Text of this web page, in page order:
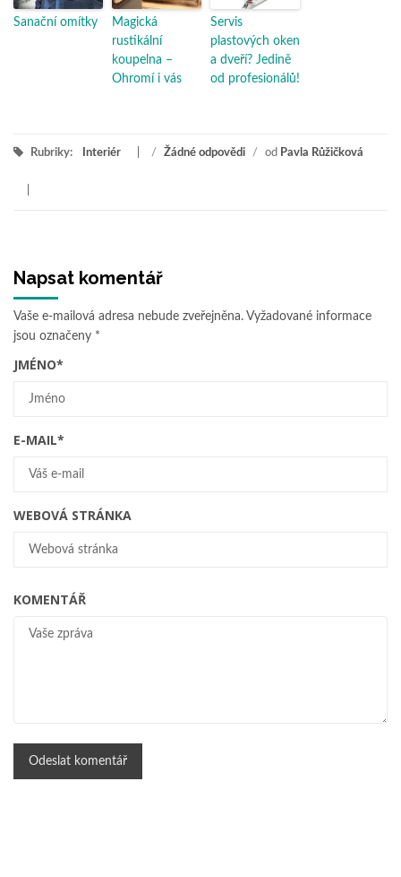
Sanační omítky
Magická
rustikální
koupelna –
Ohromí i vás
Servis
plastových oken
a dveří? Jedině
od profesionálů!
Rubriky: Interiér / Žádné odpovědi / od Pavla Růžičková
Napsat komentář
Vaše e-mailová adresa nebude zveřejněna. Vyžadované informace
jsou označeny *
JMÉNO*
E-MAIL*
WEBOVÁ STRÁNKA
KOMENTÁŘ